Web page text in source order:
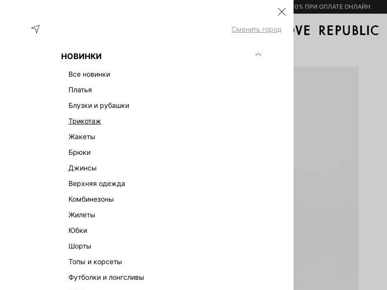
– 10% ПРИ ОПЛАТЕ ОНЛАЙН
Сменить город
НОВИНКИ
все новинки
платья
блузки и рубашки
трикотаж
жакеты
брюки
джинсы
верхняя одежда
комбинезоны
жилеты
юбки
шорты
топы и корсеты
футболки и лонгсливы
ОДЕЖДА
ТРИКОТАЖНОЕ ПЛАТЬЕ МИНИ 5359377527-37